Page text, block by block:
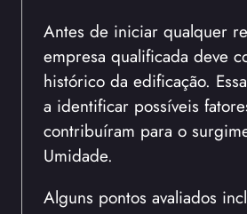
Antes de iniciar qualquer
empresa qualificada deve
histórico da edificação.
a identificar possíveis
contribuíram para o
Umidade.
Alguns pontos avaliados